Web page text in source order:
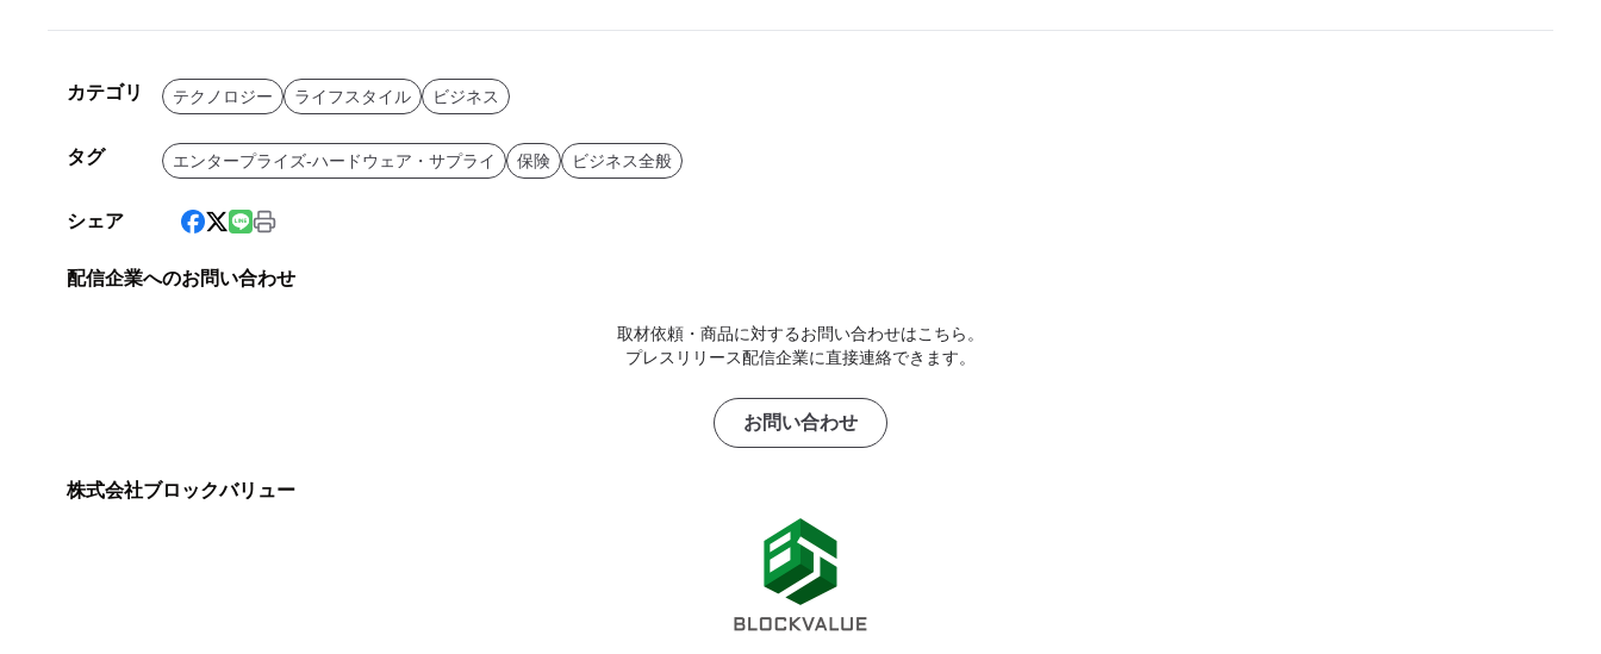
カテゴリ テクノロジー ライフスタイル ビジネス
タグ エンタープライズ-ハードウェア・サプライ 保険 ビジネス全般
シェア
配信企業へのお問い合わせ
取材依頼・商品に対するお問い合わせはこちら。
プレスリリース配信企業に直接連絡できます。
お問い合わせ
株式会社ブロックバリュー